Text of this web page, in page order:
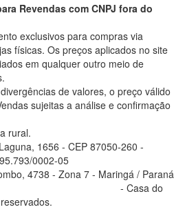
Revendas com CNPJ fora do
exclusivos para compras via
físicas. Os preços aplicados no site
em qualquer outro meio de
de valores, o preço válido
sujeitas a análise e confirmação
rural.
1656 - CEP 87050-260 -
0002-05
4738 - Zona 7 - Maringá / Paraná
- Casa do